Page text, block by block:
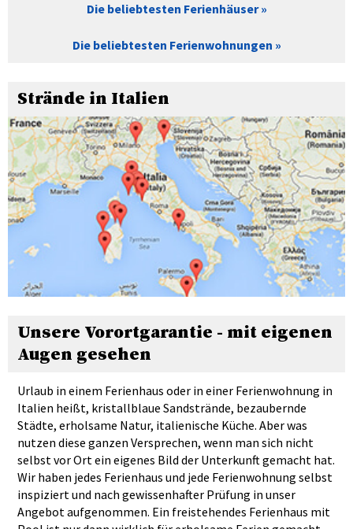
Die beliebtesten Ferienhäuser
Die beliebtesten Ferienwohnungen
Strände in Italien
Unsere Vorortgarantie - mit eigenen
Augen gesehen
Urlaub in einem Ferienhaus oder in einer Ferienwohnung in
Italien heißt, kristallblaue Sandstrände, bezaubernde
Städte, erholsame Natur, italienische Küche. Aber was
nutzen diese ganzen Versprechen, wenn man sich nicht
selbst vor Ort ein eigenes Bild der Unterkunft gemacht hat.
Wir haben jedes Ferienhaus und jede Ferienwohnung selbst
inspiziert und nach gewissenhafter Prüfung in unser
Angebot aufgenommen. Ein freistehendes Ferienhaus mit